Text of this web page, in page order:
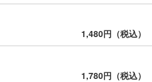
1,480円（税込）
1,780円（税込）